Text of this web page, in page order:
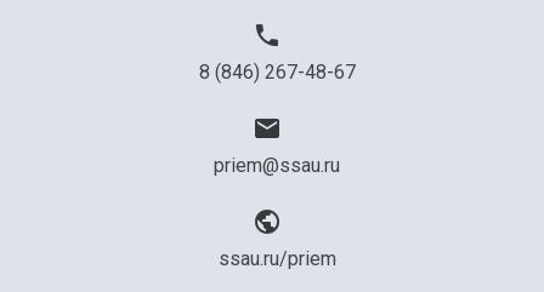
8 (846) 267-48-67
priem@ssau.ru
ssau.ru/priem